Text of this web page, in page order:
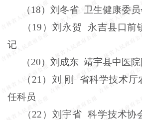
（18）刘冬省 卫生健康委
（19 ）刘永贺
永吉县口前
记
（20）刘成东 靖宇县中医
（ 21 ）刘 刚
省科学技术厅
任科员
（22 ）刘宇省 科学技术协